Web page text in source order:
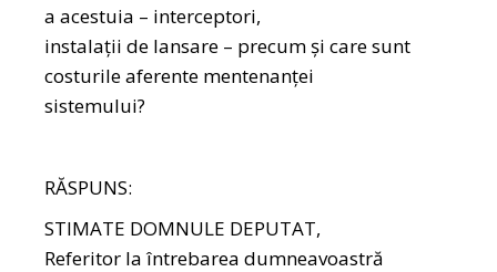
a acestuia – interceptori,
instalații de lansare – precum și care sunt
costurile aferente mentenanței
sistemului?
RĂSPUNS:
STIMATE DOMNULE DEPUTAT,
Referitor la întrebarea dumneavoastră